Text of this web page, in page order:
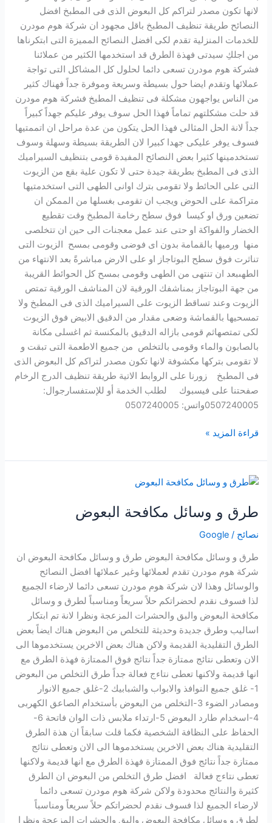
لانها تكون مصدر لتراكم كل البعوض الذى فى المطبخ افضل
النصائح طريقة تنظيف المطبخ باقل مجهود ان شركة هوم مودرن
للخدمات المنزلية تقدم لكى افضل النصائح المميزة التى ابتكرناها
من اجلكِ سيدتى فهذة الطرق قد استخدمها الكثير من عملائنا
فشركة هوم مودرن تسعى دائما لحلول كل المشاكل التى تواجة
عملائها وتقدم ايضا حول بسيطة وسريعة وموفرة جداً فهناك كثير
من الناس يواجهون مشكلة فى تنظيف المطبخ فشركة هوم مودرن
قد حلت مشكلتهم تماماً فهذا الحل سوف يوفر عليكم جهداً كبيراً
جداً لانة الحل المثالى فهذا الحل يتكون من عدة مراحل ان اتممتيها
فسوف يوفر عليكى جهدا كبيرا لان الطريقة بسيطة وسهلة وسوف
تستخدمينها كثيرا بعض النصائح المفيدة قومى بتنظيف السيراميك
الذى فى المطبخ بطريقة جيدة حتى لا تكون علية بقع من الزيوت
التى على الحائط ولا تقومى بترك اوانى الطهى التى استخدمتيها
متراكمة على الحوض ويجب ان تقومى بغسلها من الممكن ان
تضعين ورق او كيسا فوق سطح رخامة المطبخ وقت تقطيع
الخضار والفواكة او حتى عند عمل معجنات الى حين ان تتخلصى
منها ورميها بالقمامة بدون اى فوضى وقومى بمسح الزيوت التى
تناثرت فوق سطح البوتاجاز او على الارض مباشرةً بعد الانتهاء من
الطهىبعد ان تنتهى من الطهى وقومى بمسح كل الحوائط القريبة
من جهة البوتاجاز بمناشفك الورقية لان المناشف الورقية تمتص
الزيوت وعند تساقط الزيوت على السيراميك الذى فى المطبخ ولا
تمسحيها بالقماشة وضعى مقدار من الدقيق الابيض فوق الزيوت
لكى تمتصهاثم قومى بازاله الدقيق بالمكنسة ثم اغسلى مكانة
بالصابون والماء وقومى بالتخلص من جميع الاطعمة التى تبقت و
لا تقومى بتركها مكشوفة لانها تكون مصدر لتراكم كل البعوض الذى
فى المطبخ زورنا على الروابط الاتية طريقة تنظيف الدرج الرخام
صفحتنا على فيسبوك لطلب الخدمة أو للإستفسارجوال:
0507240005واتس: 0507240005
قراءة المزيد »
طرق و وسائل مكافحة البعوض
نصائح/
Google
طرق و وسائل مكافحة البعوض طرق و وسائل مكافحة البعوض ان
شركة هوم مودرن تقدم لعملائها وغير عملائها افضل النصائح
والوسائل وهذا لان شركة هوم مودرن تسعى دائما لارضاء الجميع
لذا فسوف نقدم لحضراتكم حلاً سريعاً ومناسباً لطرق و وسائل
مكافحة البعوض والبق والحشرات المزعجة ونظرا لانة تم ابتكار
اساليب وطرق جديدة وحديثة للتخلص من البعوض هناك ايضاً بعض
الطرق التقليدية القديمة ولاكن هناك بعض الاخرين يستخدموها الى
الان وتعطى نتائج ممتازة جداً نتائج فوق الممتازة فهذة الطرق مع
انها قديمة ولاكنها تعطى نتاءج فعالة جداً طرق التخلص من البعوض
1- غلق جميع النوافذ والابواب والشبابيك 2-غلق جميع الانوار
ومصادر الضوء 3-التخلص من البعوض بأستخدام الصاعق الكهربى
4-اسخدام طارد البعوض 5-ارتداء ملابس ذات الوان فاتحة 6-
الحفاظ على النظافة الشخصية فكما قلت سابقاً ان هذة الطرق
التقليدية هناك بعض الاخرين يستخدموها الى الان وتعطى نتائج
ممتازة جداً نتائج فوق الممتازة فهذة الطرق مع انها قديمة ولاكنها
تعطى نتاءج فعالة افضل طرق التخلص من البعوض ان الطرق
كثيرة والنتائج محدودة ولاكن شركة هوم مودرن تسعى دائما
لارضاء الجميع لذا فسوف نقدم لحضراتكم حلاً سريعاً ومناسباً
لطرق و وسائل مكافحة البعوض والبق والحشرات المزعجة ونظرا
طرق
وسائل
البعوض